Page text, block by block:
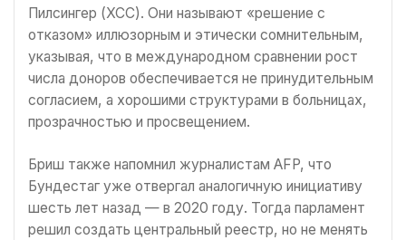
Пилсингер (ХСС). Они называют «решение с
отказом» иллюзорным и этически сомнительным,
указывая, что в международном сравнении рост
числа доноров обеспечивается не принудительным
согласием, а хорошими структурами в больницах,
прозрачностью и просвещением.
Бриш также напомнил журналистам AFP, что
Бундестаг уже отвергал аналогичную инициативу
шесть лет назад — в 2020 году. Тогда парламент
решил создать центральный реестр, но не менять